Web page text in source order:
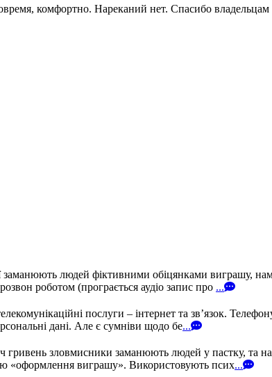
комфортно. Нареканий нет. Спасибо
людей фіктивними обіцянками виграшу,
роботом (програється аудіо запис про ...
послуги – інтернет та зв’язок.
дані. Але є сумніви щодо бе...
зловмисники заманюють людей у пастку, та
«оформлення виграшу». Використовують псих...